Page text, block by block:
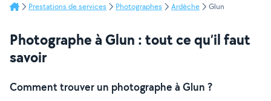
Prestations de services Photographes Ardèche Glun
Photographe à Glun : tout ce qu’il faut
savoir
Comment trouver un photographe à Glun ?